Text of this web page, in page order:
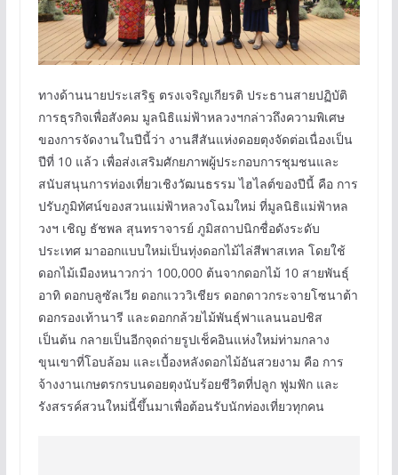
ทางด้านนายประเสริฐ ตรงเจริญเกียรติ ประธานสายปฏิบัติ
การธุรกิจเพื่อสังคม มูลนิธิแม่ฟ้าหลวงฯกล่าวถึงความพิเศษ
ของการจัดงานในปีนี้ว่า งานสีสันแห่งดอยตุงจัดต่อเนื่องเป็น
ปีที่ 10 แล้ว เพื่อส่งเสริมศักยภาพผู้ประกอบการชุมชนและ
สนับสนุนการท่องเที่ยวเชิงวัฒนธรรม ไฮไลต์ของปีนี้ คือ การ
ปรับภูมิทัศน์ของสวนแม่ฟ้าหลวงโฉมใหม่ ที่มูลนิธิแม่ฟ้าหล
วงฯ เชิญ ธัชพล สุนทราจารย์ ภูมิสถาปนิกชื่อดังระดับ
ประเทศ มาออกแบบใหม่เป็นทุ่งดอกไม้ไล่สีพาสเทล โดยใช้
ดอกไม้เมืองหนาวกว่า 100,000 ต้นจากดอกไม้ 10 สายพันธุ์
อาทิ ดอกบลูซัลเวีย ดอกแวววิเชียร ดอกดาวกระจายโซนาต้า
ดอกรองเท้านารี และดอกกล้วยไม้พันธุ์ฟาแลนนอปชิส
เป็นต้น กลายเป็นอีกจุดถ่ายรูปเช็คอินแห่งใหม่ท่ามกลาง
ขุนเขาที่โอบล้อม และเบื้องหลังดอกไม้อันสวยงาม คือ การ
จ้างงานเกษตรกรบนดอยตุงนับร้อยชีวิตที่ปลูก ฟูมฟัก และ
รังสรรค์สวนใหม่นี้ขึ้นมาเพื่อต้อนรับนักท่องเที่ยวทุกคน